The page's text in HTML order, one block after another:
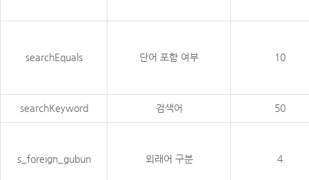
searchEquals 단어 포함 여부 10
searchKeyword 검색어 50
s_foreign_gubun 외래어 구분 4